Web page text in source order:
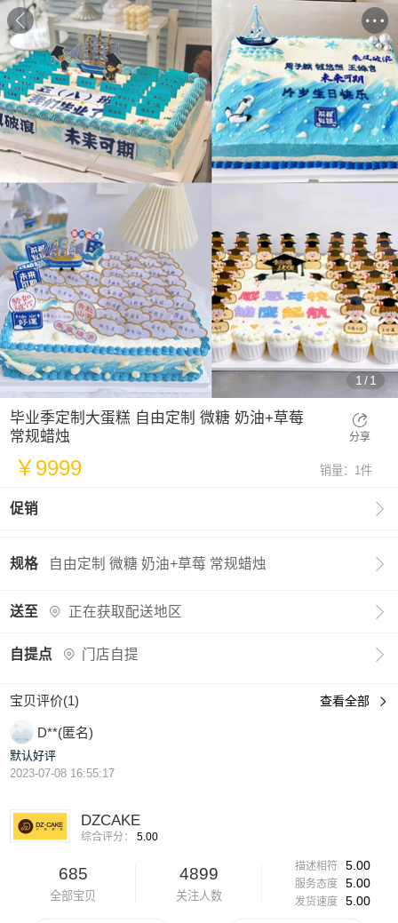
1 /1
毕业季定制大蛋糕 自由定制 微糖 奶油+草莓
常规蜡烛
分享
￥9999 销量：1件
促销 
规格 自由定制 微糖 奶油+草莓 常规蜡烛 
送至 正在获取配送地区 
自提点 门店自提 
宝贝评价(1) 查看全部 
D**(匿名)
默认好评
2023-07-08 16:55:17
DZCAKE
综合评分：5.00
685
全部宝贝
4899
关注人数
描述相符 5.00
服务态度 5.00
发货速度 5.00